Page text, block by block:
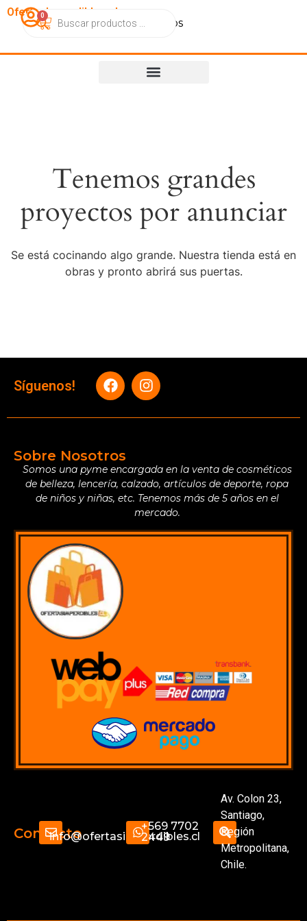
OfertasImperdibles.cl
CatálogoContactoNosotros
0
Tenemos grandes
proyectos por anunciar
Se está cocinando algo grande. Nuestra tienda está en
obras y pronto abrirá sus puertas.
Síguenos!
Sobre Nosotros
Somos una pyme encargada en la venta de cosméticos
de belleza, lencería, calzado, artículos de deporte, ropa
de niños y niñas, etc. Tenemos más de 5 años en el
mercado.
Contactoinfo@ofertasimperdibles.cl
+569 7702
2449
Av. Colon 23,
Santiago,
Región
Metropolitana,
Chile.